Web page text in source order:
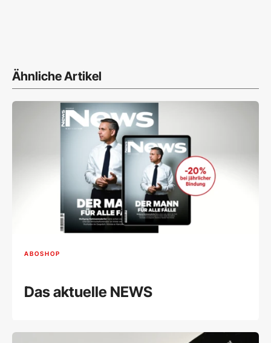
Ähnliche Artikel
ABOSHOP
Das aktuelle NEWS